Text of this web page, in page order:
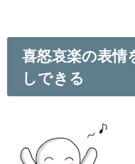
喜怒哀楽の表情
しできる